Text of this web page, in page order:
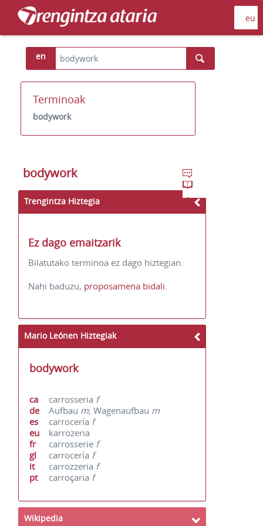
en
Terminoak
bodywork
bodywork
Trengintza Hiztegia
Ez dago emaitzarik
Bilatutako terminoa ez dago hiztegian.
Nahi baduzu, proposamena bidali.
Mario Leónen Hiztegiak
bodywork
ca carrosseria f
de
Aufbau m; Wagenaufbau m
es
carrocería f
eu
karrozeria
fr
carrosserie f
gl
carrocería f
it
carrozzeria f
pt
carroçaria f
Wikipedia